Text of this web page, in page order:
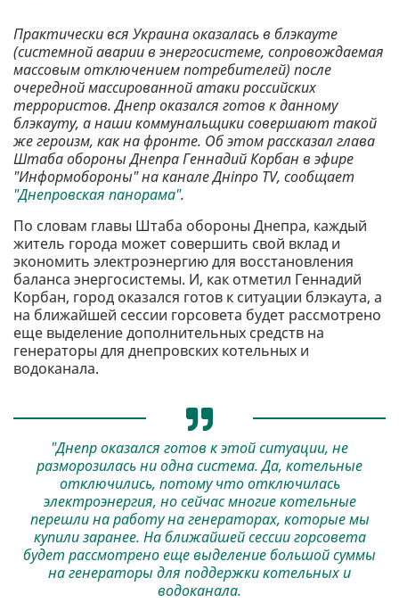
Практически вся Украина оказалась в блэкауте
(системной аварии в энергосистеме, сопровождаемая
массовым отключением потребителей) после
очередной массированной атаки российских
террористов. Днепр оказался готов к данному
блэкауту, а наши коммунальщики совершают такой
же героизм, как на фронте. Об этом рассказал глава
Штаба обороны Днепра Геннадий Корбан в эфире
"Информобороны" на канале Дніпро TV, сообщает
"Днепровская панорама".
По словам главы Штаба обороны Днепра, каждый
житель города может совершить свой вклад и
экономить электроэнергию для восстановления
баланса энергосистемы. И, как отметил Геннадий
Корбан, город оказался готов к ситуации блэкаута, а
на ближайшей сессии горсовета будет рассмотрено
еще выделение дополнительных средств на
генераторы для днепровских котельных и
водоканала.
"Днепр оказался готов к этой ситуации, не
разморозилась ни одна система. Да, котельные
отключились, потому что отключилась
электроэнергия, но сейчас многие котельные
перешли на работу на генераторах, которые мы
купили заранее. На ближайшей сессии горсовета
будет рассмотрено еще выделение большой суммы
на генераторы для поддержки котельных и
водоканала.